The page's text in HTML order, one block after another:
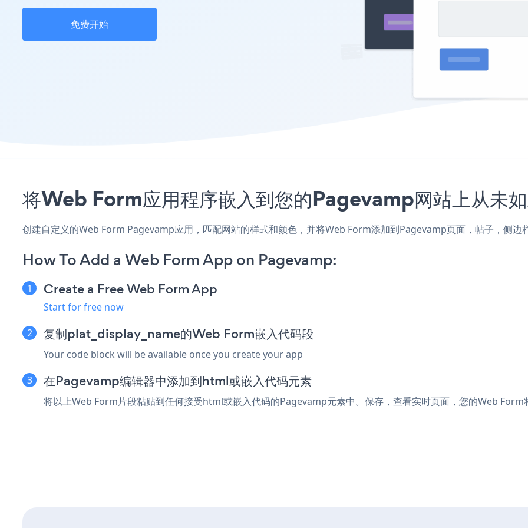
免费开始
将Web Form应用程序嵌入到您的Pagevamp网站上从未
创建自定义的Web Form Pagevamp应用，匹配网站的样式和颜色，并将Web Form添加到Pagevamp页面，帖子，侧边
How To Add a Web Form App on Pagevamp:
Create a Free Web Form App
Start for free now
复制plat_display_name的Web Form嵌入代码段
Your code block will be available once you create your app
在Pagevamp编辑器中添加到html或嵌入代码元素
将以上Web Form片段粘贴到任何接受html或嵌入代码的Pagevamp元素中。保存，查看实时页面，您的Web Form